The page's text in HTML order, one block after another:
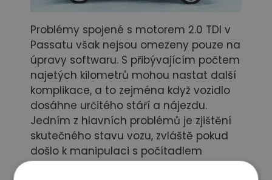
Problémy spojené s motorem 2.0 TDI v
Passatu však nejsou omezeny pouze na
úpravy softwaru. S přibývajícím počtem
najetých kilometrů mohou nastat další
komplikace, a to zejména když vozidlo
dosáhne určitého stáří a nájezdu.
Jedním z hlavních problémů je zjištění
skutečného stavu vozu, zvláště pokud
došlo k manipulaci s počítadlem
kilometrů. Například i když majitel ví, že